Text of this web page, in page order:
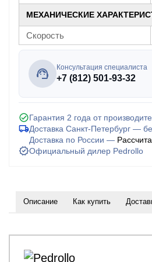
МЕХАНИЧЕСКИЕ
Скорость
Консультация специалиста
+7 (812) 501-93-32
Гарантия 2 года от
Доставка Санкт-Петербург —
Доставка по России —
Официальный дилер Pedrollo
Описание Как купить